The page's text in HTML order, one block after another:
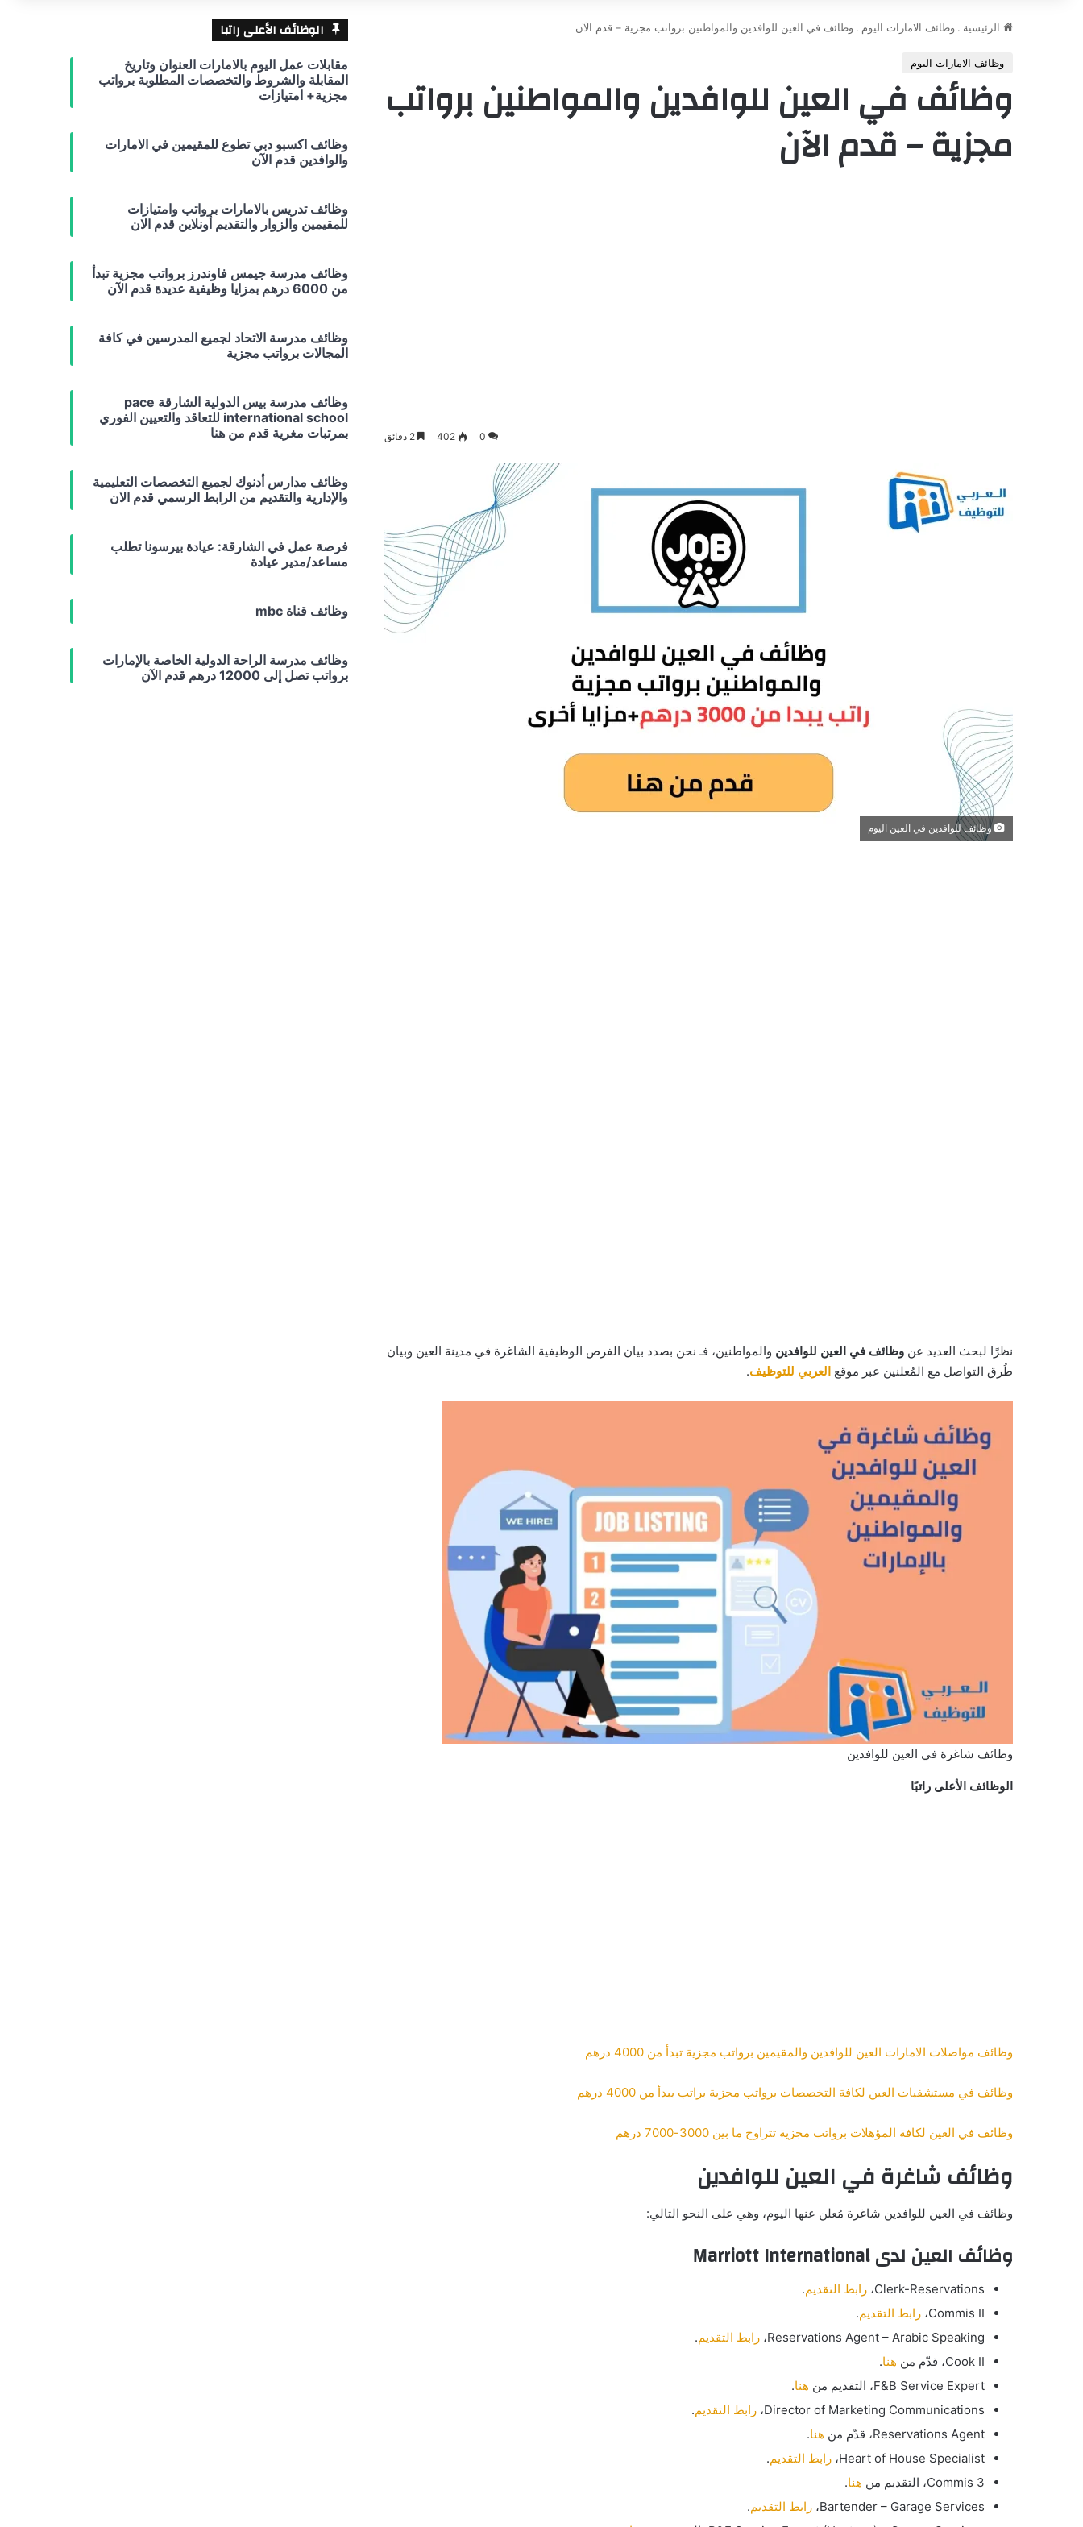
الرئيسية . وظائف الامارات اليوم . وظائف في العين للوافدين والمواطنين برواتب مجزية – قدم الآن
وظائف الامارات اليوم
وظائف في العين للوافدين والمواطنين برواتب
مجزية – قدم الآن
0
402
وظائف للوافدين في العين اليوم
نظرًا لبحث العديد عن وظائف في العين للوافدين والمواطنين، فـ نحن بصدد بيان الفرص الوظيفية الشاغرة في مدينة العين وبيان
طُرق التواصل مع المُعلنين عبر موقع العربي للتوظيف.
وظائف شاغرة في العين للوافدين
الوظائف الأعلى راتبًا
وظائف مواصلات الامارات العين للوافدين والمقيمين برواتب مجزية تبدأ من 4000 درهم
وظائف في مستشفيات العين لكافة التخصصات برواتب مجزية براتب يبدأ من 4000 درهم
وظائف في العين لكافة المؤهلات برواتب مجزية تتراوح ما بين 3000-7000 درهم
وظائف شاغرة في العين للوافدين
وظائف في العين للوافدين شاغرة مُعلن عنها اليوم، وهي على النحو التالي:
وظائف العين لدى Marriott International
Clerk-Reservations، رابط التقديم.
Commis II، رابط التقديم.
Reservations Agent – Arabic Speaking، رابط التقديم.
Cook II، قدّم من
هنا.
F&B Service Expert، التقديم من
هنا.
Director of Marketing Communications، رابط التقديم.
Reservations Agent، قدّم من
هنا.
Heart of House Specialist، رابط التقديم.
Commis 3، التقديم من
هنا.
Bartender – Garage Services، رابط التقديم.
الوظائف الأعلى راتبا
مقابلات عمل اليوم بالامارات العنوان وتاريخ
المقابلة والشروط والتخصصات المطلوبة برواتب
مجزية+ امتيازات
وظائف اكسبو دبي تطوع للمقيمين في الامارات
والوافدين قدم الآن
وظائف تدريس بالامارات برواتب وامتيازات
للمقيمين والزوار والتقديم أونلاين قدم الان
وظائف مدرسة جيمس فاوندرز برواتب مجزية تبدأ
من 6000 درهم بمزايا وظيفية عديدة قدم الآن
وظائف مدرسة الاتحاد لجميع المدرسين في كافة
المجالات برواتب مجزية
وظائف مدرسة بيس الدولية الشارقة pace
international school للتعاقد والتعيين الفوري
بمرتبات مغرية قدم من هنا
وظائف مدارس أدنوك لجميع التخصصات التعليمية
والإدارية والتقديم من الرابط الرسمي قدم الان
فرصة عمل في الشارقة: عيادة بيرسونا تطلب
مساعد/مدير عيادة
وظائف قناة mbc
وظائف مدرسة الراحة الدولية الخاصة بالإمارات
برواتب تصل إلى 12000 درهم قدم الآن